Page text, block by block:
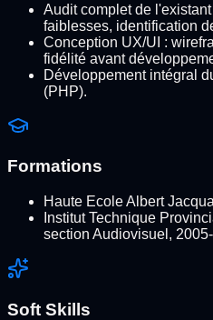
Audit complet de
faiblesses, identification
Conception UX/UI :
fidélité avant
Développement intégral
(PHP).
Formations
Haute Ecole Albert
Institut Technique
section Audiovisuel,
Soft Skills